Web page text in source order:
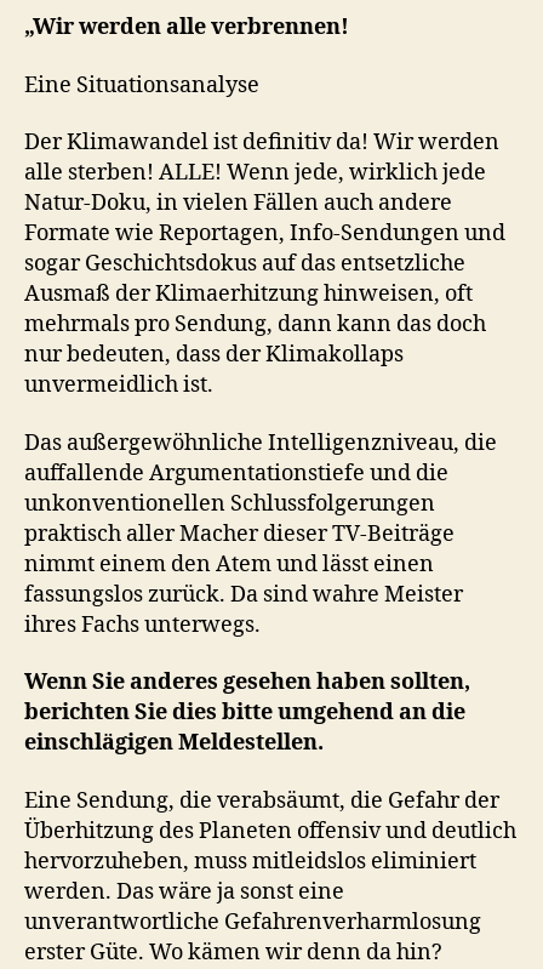
„Wir werden alle verbrennen!
Eine Situationsanalyse
Der Klimawandel ist definitiv da! Wir werden
alle sterben! ALLE! Wenn jede, wirklich jede
Natur-Doku, in vielen Fällen auch andere
Formate wie Reportagen, Info-Sendungen und
sogar Geschichtsdokus auf das entsetzliche
Ausmaß der Klimaerhitzung hinweisen, oft
mehrmals pro Sendung, dann kann das doch
nur bedeuten, dass der Klimakollaps
unvermeidlich ist.
Das außergewöhnliche Intelligenzniveau, die
auffallende Argumentationstiefe und die
unkonventionellen Schlussfolgerungen
praktisch aller Macher dieser TV-Beiträge
nimmt einem den Atem und lässt einen
fassungslos zurück. Da sind wahre Meister
ihres Fachs unterwegs.
Wenn Sie anderes gesehen haben sollten,
berichten Sie dies bitte umgehend an die
einschlägigen Meldestellen.
Eine Sendung, die verabsäumt, die Gefahr der
Überhitzung des Planeten offensiv und deutlich
hervorzuheben, muss mitleidslos eliminiert
werden. Das wäre ja sonst eine
unverantwortliche Gefahrenverharmlosung
erster Güte. Wo kämen wir denn da hin?